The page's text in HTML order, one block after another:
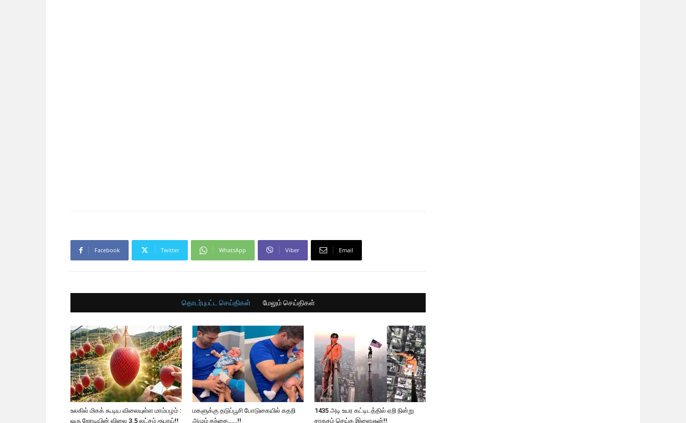
Facebook Twitter WhatsApp Viber Email
தொடர்புபட்ட செய்திகள் மேலும் செய்திகள்
உலகில் மிகக் கூடிய விலையுள்ள மாம்பழம் :
ஒரு ஜோடியின் விலை 3.5 லட்சம் ரூபாய்!!
மகளுக்கு தடுப்பூசி போடுகையில் கதறி
அழும் தந்தை……!!
1435 அடி உயர கட்டிடத்தில் ஏறி நின்று
சாகசம் செய்த இளைஞன்!!